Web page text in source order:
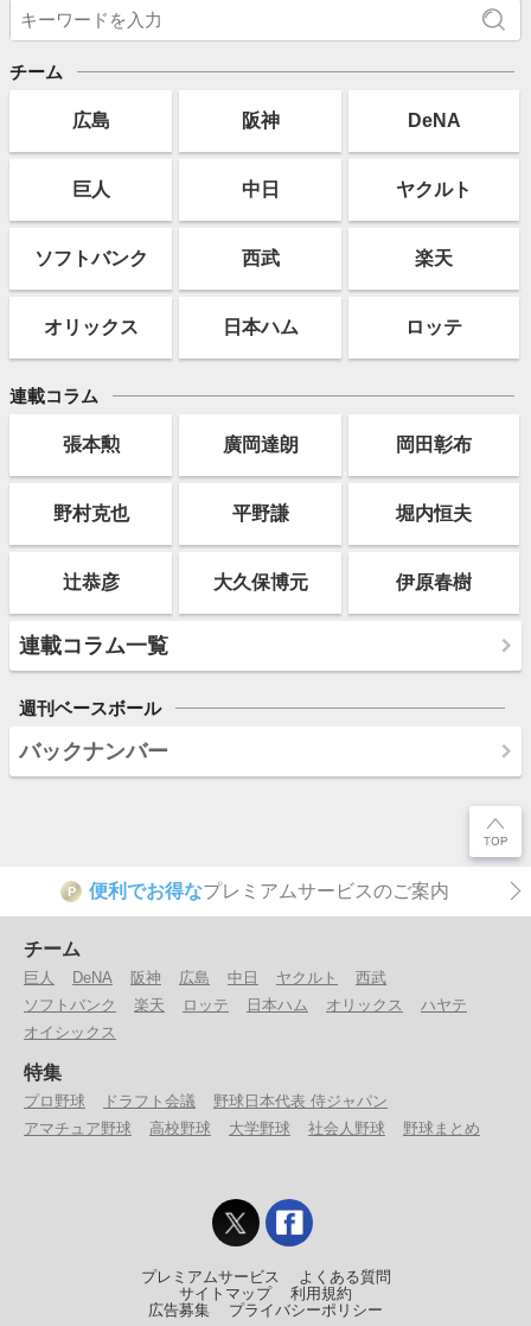
チーム
広島 阪神 DeNA
巨人 中日 ヤクルト
ソフト バンク 西武 楽天
オリックス 日本ハム ロッテ
連載コラム
張本勲 廣岡達朗 岡田彰布
野村克也 平野謙 堀内恒夫
辻恭彦 大久保博元 伊原春樹
連載コラム一覧
週刊ベースボール
バックナンバー
P 便利でお得なプレミアムサービスのご案内
チーム
巨人 DeNA 阪神 広島 中日 ヤクルト
西武
ソフトバンク
楽天 ロッテ 日本ハム オリックス
ハヤテ
オイシックス
特集
プロ野球 ドラフト会議
野球日本代表 侍ジャパン
アマチュア野球
高校野球 大学野球 社会人野球 野球まとめ
プレミアムサービス
よくある質問
サイトマップ
利用規約
広告募集
プライバシーポリシー